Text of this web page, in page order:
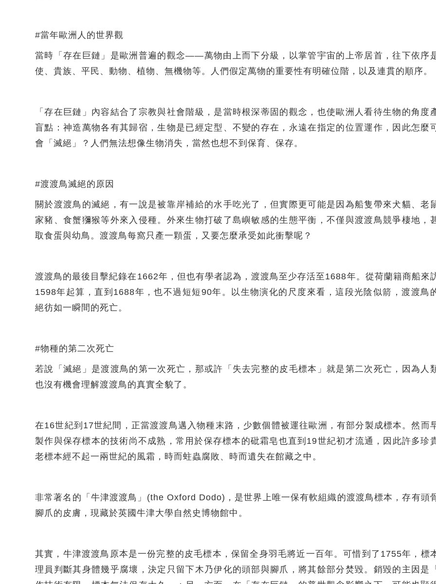
#當年歐洲人的世界觀
當時「存在巨鏈」是歐洲普遍的觀念——萬物由上而下分級，以掌管宇宙的上帝居首，往下依序
使、貴族、平民、動物、植物、無機物等。人們假定萬物的重要性有明確位階，以及連貫的順序。
「存在巨鏈」內容結合了宗教與社會階級，是當時根深蒂固的觀念，也使歐洲人看待生物的角度
盲點：神造萬物各有其歸宿，生物是已經定型、不變的存在，永遠在指定的位置運作，因此怎麼
會「滅絕」？人們無法想像生物消失，當然也想不到保育、保存。
#渡渡鳥滅絕的原因
關於渡渡鳥的滅絕，有一說是被靠岸補給的水手吃光了，但實際更可能是因為船隻帶來犬貓、老
家豬、食蟹獼猴等外來入侵種。外來生物打破了島嶼敏感的生態平衡，不僅與渡渡鳥競爭棲地，
取食蛋與幼鳥。渡渡鳥每窩只產一顆蛋，又要怎麼承受如此衝擊呢？
渡渡鳥的最後目擊紀錄在1662年，但也有學者認為，渡渡鳥至少存活至1688年。從荷蘭籍商船來
1598年起算，直到1688年，也不過短短90年。以生物演化的尺度來看，這段光陰似箭，渡渡鳥
絕彷如一瞬間的死亡。
#物種的第二次死亡
若說「滅絕」是渡渡鳥的第一次死亡，那或許「失去完整的皮毛標本」就是第二次死亡，因為人
也沒有機會理解渡渡鳥的真實全貌了。
在16世紀到17世紀間，正當渡渡鳥邁入物種末路，少數個體被運往歐洲，有部分製成標本。然而
製作與保存標本的技術尚不成熟，常用於保存標本的砒霜皂也直到19世紀初才流通，因此許多珍
老標本經不起一兩世紀的風霜，時而蛀蟲腐敗、時而遺失在館藏之中。
非常著名的「牛津渡渡鳥」(the Oxford Dodo)，是世界上唯一保有軟組織的渡渡鳥標本，存有頭
腳爪的皮膚，現藏於英國牛津大學自然史博物館中。
其實，牛津渡渡鳥原本是一份完整的皮毛標本，保留全身羽毛將近一百年。可惜到了1755年，標
理員判斷其身體幾乎腐壞，決定只留下木乃伊化的頭部與腳爪，將其餘部分焚毀。銷毀的主因是